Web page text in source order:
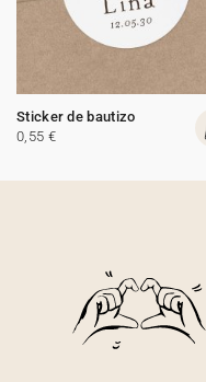
Sticker de bautizo
0,55 €